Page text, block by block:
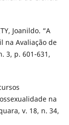
Joanildo. “A
na Avaliação de
3, p. 601-631,
na
v. 18, n. 34,